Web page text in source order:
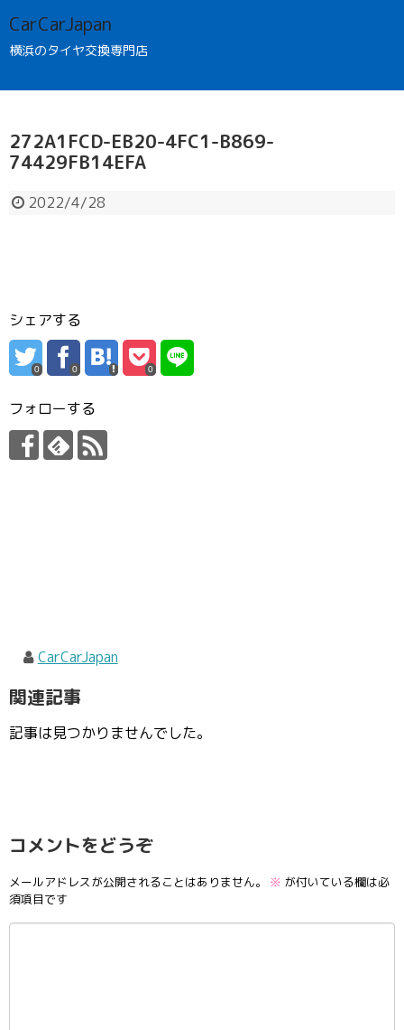
CarCarJapan
横浜のタイヤ交換専門店
272A1FCD-EB20-4FC1-B869-
74429FB14EFA
2022/4/28
シェアする
0 0 0
フォローする
CarCarJapan
関連記事
記事は見つかりませんでした。
コメントをどうぞ
メールアドレスが公開されることはありません。 ※ が付いている欄は必
須項目です